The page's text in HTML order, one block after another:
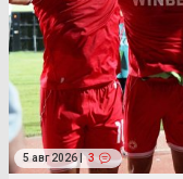
5 авг 2026 | 3